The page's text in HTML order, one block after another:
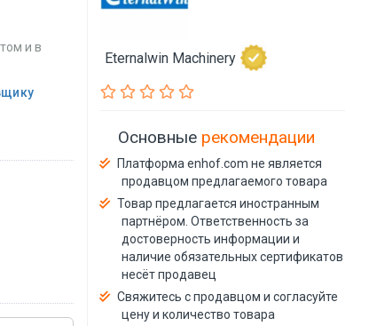
и в
Eternalwin Machinery
Основные рекомендации
Платформа enhof.com не является
продавцом предлагаемого товара
Товар предлагается иностранным
партнёром. Ответственность за
достоверность информации и
наличие обязательных сертификатов
несёт продавец
Свяжитесь с продавцом и согласуйте
цену и количество товара